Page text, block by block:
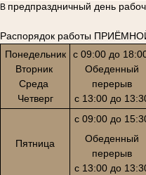
В предпраздничный день
Распорядок работы
Понедельник
Вторник
Среда
Четверг
с 09:00 до
Обеденный
перерыв
с 13:00 до
Пятница
с 09:00 до
Обеденный
перерыв
с 13:00 до